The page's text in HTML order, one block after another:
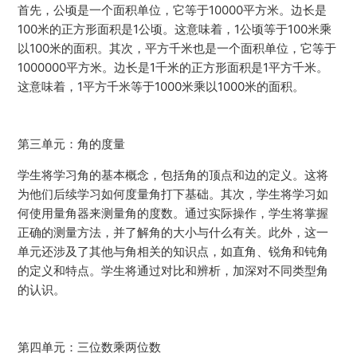
首先，公顷是一个面积单位，它等于10000平方米。边长是
100米的正方形面积是1公顷。这意味着，1公顷等于100米乘
以100米的面积。其次，平方千米也是一个面积单位，它等于
1000000平方米。边长是1千米的正方形面积是1平方千米。
这意味着，1平方千米等于1000米乘以1000米的面积。
第三单元：角的度量
学生将学习角的基本概念，包括角的顶点和边的定义。这将
为他们后续学习如何度量角打下基础。其次，学生将学习如
何使用量角器来测量角的度数。通过实际操作，学生将掌握
正确的测量方法，并了解角的大小与什么有关。此外，这一
单元还涉及了其他与角相关的知识点，如直角、锐角和钝角
的定义和特点。学生将通过对比和辨析，加深对不同类型角
的认识。
第四单元：三位数乘两位数